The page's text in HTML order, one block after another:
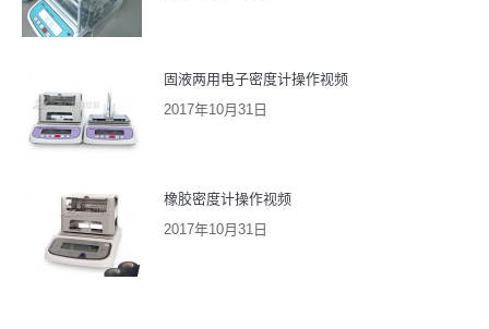
固液两用电子密度计操作视频
2017年10月31日
橡胶密度计操作视频
2017年10月31日